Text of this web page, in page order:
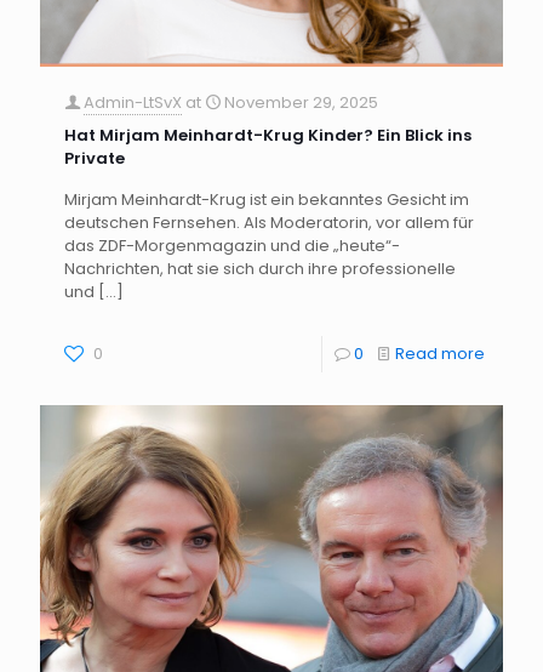
Admin-LtSvX at
November 29, 2025
Hat Mirjam Meinhardt-Krug Kinder? Ein Blick ins
Private
Mirjam Meinhardt-Krug ist ein bekanntes Gesicht im
deutschen Fernsehen. Als Moderatorin, vor allem für
das ZDF-Morgenmagazin und die „heute“-
Nachrichten, hat sie sich durch ihre professionelle
und […]
0 0 Read more